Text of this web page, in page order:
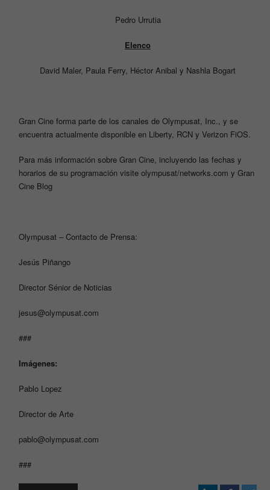
Pedro Urrutia
Elenco
David Maler, Paula Ferry, Héctor Anibal y Nashla Bogart
Gran Cine forma parte de los canales de Olympusat, Inc., y se
encuentra actualmente disponible en Liberty, RCN y Verizon FiOS.
Para más información sobre Gran Cine, incluyendo las fechas y
horarios de su programación visiteolympusat/networks.com yGran
Cine Blog
Olympusat – Contacto de Prensa:
Jesús Piñango
Director Sénior de Noticias
jesus@olympusat.com
###
Imágenes:
Pablo Lopez
Director de Arte
pablo@olympusat.com
###